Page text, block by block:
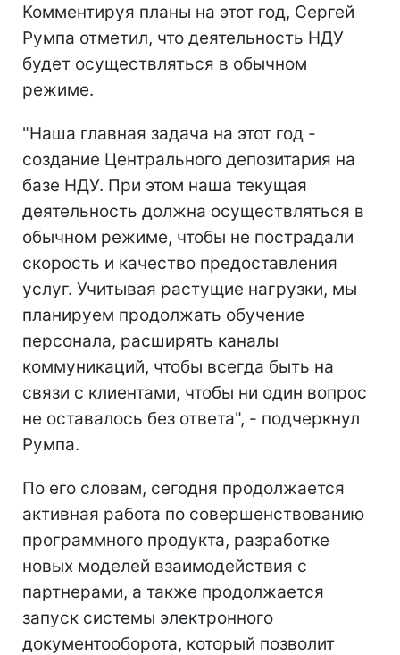
Комментируя планы на этот год, Сергей
Румпа отметил, что деятельность НДУ
будет осуществляться в обычном
режиме.
"Наша главная задача на этот год -
создание Центрального депозитария на
базе НДУ. При этом наша текущая
деятельность должна осуществляться в
обычном режиме, чтобы не пострадали
скорость и качество предоставления
услуг. Учитывая растущие нагрузки, мы
планируем продолжать обучение
персонала, расширять каналы
коммуникаций, чтобы всегда быть на
связи с клиентами, чтобы ни один вопрос
не оставалось без ответа", - подчеркнул
Румпа.
По его словам, сегодня продолжается
активная работа по совершенствованию
программного продукта, разработке
новых моделей взаимодействия с
партнерами, а также продолжается
запуск системы электронного
документооборота, который позволит